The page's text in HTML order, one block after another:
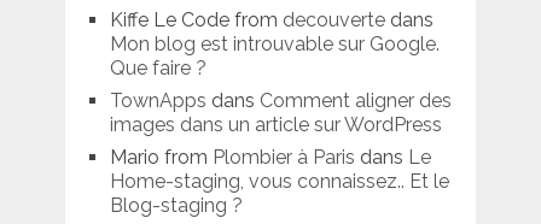
Kiffe Le Code from decouvertedans
Mon blog est introuvable sur Google.
Que faire ?
TownApps dans Comment aligner des
images dans un article sur WordPress
Mario from Plombier à Paris dans Le
Home-staging, vous connaissez.. Et le
Blog-staging ?